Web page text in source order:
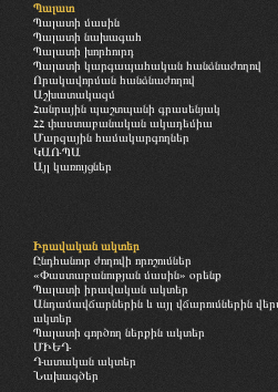
Պալատ
Պալատի մասին
Պալատի նախագահ
Պալատի խորհուրդ
Պալատի կարգապահական հանձնաժողով
Որակավորման հանձնաժողով
Աշխատակազմ
Հանրային պաշտպանի գրասենյակ
ՀՀ փաստաբանական ակադեմիա
Մարզային համակարգողներ
ԿԱՌՊԱ
Այլ կառույցներ
Իրավական ակտեր
Ընդհանուր ժողովի որոշումներ
«Փաստաբանության մասին» օրենք
Պալատի իրավական ակտեր
Անդամավճարներին և այլ վճարումներին
ակտեր
Պալատի գործող ներքին ակտեր
ՄԻԵԴ
Դատական ակտեր
Նախագծեր